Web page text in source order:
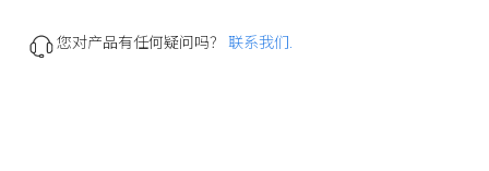
您对产品有任何疑问吗？ 联系我们.